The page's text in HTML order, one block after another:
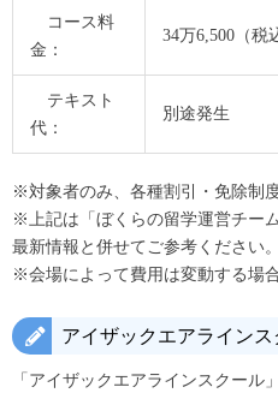
コース料
金：
34万6,500（税
テキスト
代：
別途発生
※対象者のみ、各種割引・免除制
※上記は「ぼくらの留学運営チー
最新情報と併せてご参考ください。
※会場によって費用は変動する場
アイザックエアライン
「アイザックエアラインスクール